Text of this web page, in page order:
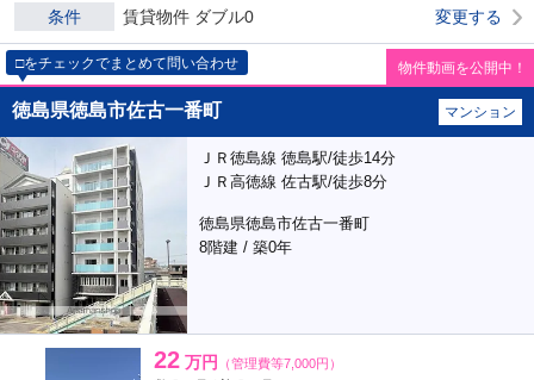
条件 賃貸物件 ダブル0 変更する
□をチェックでまとめて問い合わせ 物件動画を公開中！
徳島県徳島市佐古一番町 マンション
ＪＲ徳島線 徳島駅/徒歩14分
ＪＲ高徳線 佐古駅/徒歩8分
徳島県徳島市佐古一番町
8階建 / 築0年
22 万円 （管理費等7,000円）